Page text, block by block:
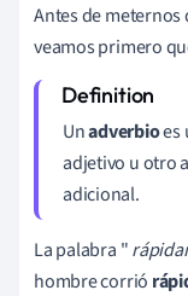
Antes de meternos
veamos primero
Unadverbioes
adjetivo u otro
adicional.
La palabra "
hombre corrió